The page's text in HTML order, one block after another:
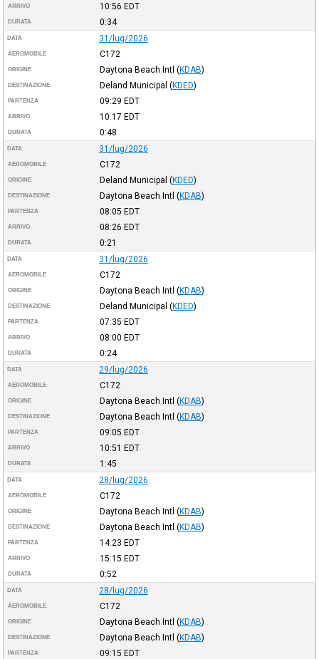
ARRIVO 10:56 EDT
DURATA 0:34
DATA 31/lug/2026
AEROMOBILE C172
ORIGINE Daytona Beach Intl (KDAB)
DESTINAZIONE Deland Municipal (KDED)
PARTENZA 09:29 EDT
ARRIVO 10:17 EDT
DURATA 0:48
DATA 31/lug/2026
AEROMOBILE C172
ORIGINE Deland Municipal (KDED)
DESTINAZIONE Daytona Beach Intl (KDAB)
PARTENZA 08:05 EDT
ARRIVO 08:26 EDT
DURATA 0:21
DATA 31/lug/2026
AEROMOBILE C172
ORIGINE Daytona Beach Intl (KDAB)
DESTINAZIONE Deland Municipal (KDED)
PARTENZA 07:35 EDT
ARRIVO 08:00 EDT
DURATA 0:24
DATA 29/lug/2026
AEROMOBILE C172
ORIGINE Daytona Beach Intl (KDAB)
DESTINAZIONE Daytona Beach Intl (KDAB)
PARTENZA 09:05 EDT
ARRIVO 10:51 EDT
DURATA 1:45
DATA 28/lug/2026
AEROMOBILE C172
ORIGINE Daytona Beach Intl (KDAB)
DESTINAZIONE Daytona Beach Intl (KDAB)
PARTENZA 14:23 EDT
ARRIVO 15:15 EDT
DURATA 0:52
DATA 28/lug/2026
AEROMOBILE C172
ORIGINE Daytona Beach Intl (KDAB)
DESTINAZIONE Daytona Beach Intl (KDAB)
PARTENZA 09:15 EDT